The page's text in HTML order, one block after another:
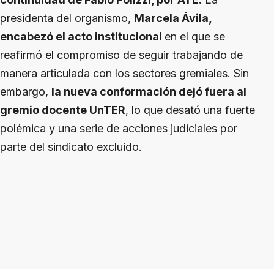
presidenta del organismo, Marcela Ávila,
encabezó el acto institucional en el que se
reafirmó el compromiso de seguir trabajando de
manera articulada con los sectores gremiales. Sin
embargo, la nueva conformación dejó fuera al
gremio docente UnTER, lo que desató una fuerte
polémica y una serie de acciones judiciales por
parte del sindicato excluido.